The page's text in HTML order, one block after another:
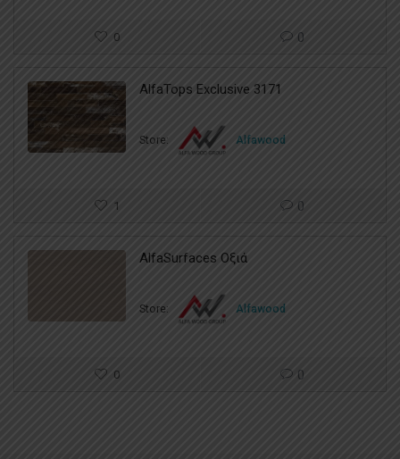
0 0
AlfaTops Exclusive 3171
Store: Alfawood
1 0
AlfaSurfaces Οξιά
Store: Alfawood
0 0